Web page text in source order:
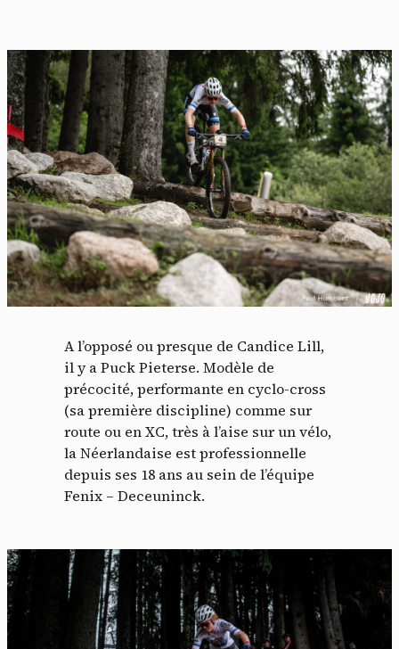
A l’opposé ou presque de Candice Lill,
il y a Puck Pieterse. Modèle de
précocité, performante en cyclo-cross
(sa première discipline) comme sur
route ou en XC, très à l’aise sur un vélo,
la Néerlandaise est professionnelle
depuis ses 18 ans au sein de l’équipe
Fenix – Deceuninck.